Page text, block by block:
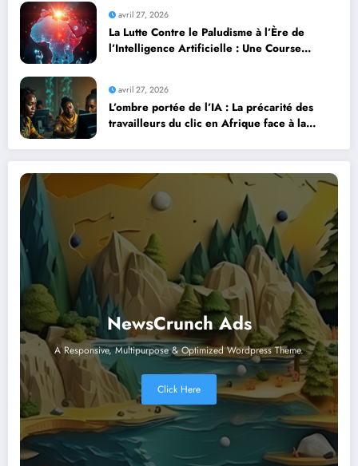
avril 27, 2026
La Lutte Contre le Paludisme à l’Ère de
l’Intelligence Artificielle : Une Course
avril 27, 2026
L’ombre portée de l’IA : La précarité des
travailleurs du clic en Afrique face à la
NewsCrunch Ads
A Responsive, Multipurpose & Optimized Wordpress Theme.
Click Here